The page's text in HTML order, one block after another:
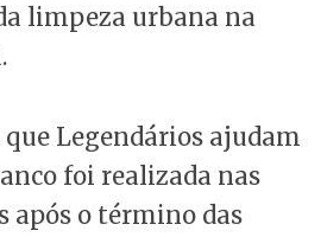
limpeza urbana na
Legendários ajudam
foi realizada nas
após o término das